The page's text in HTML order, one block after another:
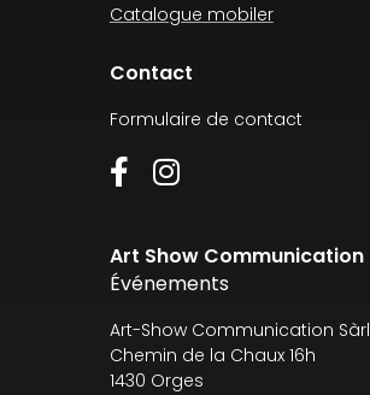
Catalogue mobiler
Contact
Formulaire de contact
Art Show Communication
Événements
Art-Show Communication Sàrl
Chemin de la Chaux 16h
1430 Orges